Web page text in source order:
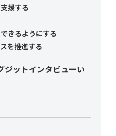
援する
きるようにする
を推進する
ジットインタビューい